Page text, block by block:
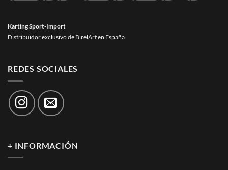
Karting Sport-Import
Distribuidor exclusivo de BirelArt en España.
REDES SOCIALES
+ INFORMACIÓN